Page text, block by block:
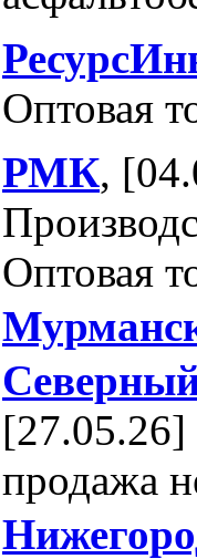
Оптовая
РМК,
Оптовая
[27.05.26]
продажа